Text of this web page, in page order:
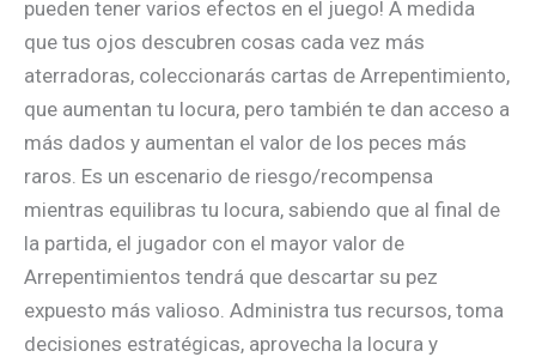
pueden tener varios efectos en el juego! A medida
que tus ojos descubren cosas cada vez más
aterradoras, coleccionarás cartas de Arrepentimiento,
que aumentan tu locura, pero también te dan acceso a
más dados y aumentan el valor de los peces más
raros. Es un escenario de riesgo/recompensa
mientras equilibras tu locura, sabiendo que al final de
la partida, el jugador con el mayor valor de
Arrepentimientos tendrá que descartar su pez
expuesto más valioso. Administra tus recursos, toma
decisiones estratégicas, aprovecha la locura y